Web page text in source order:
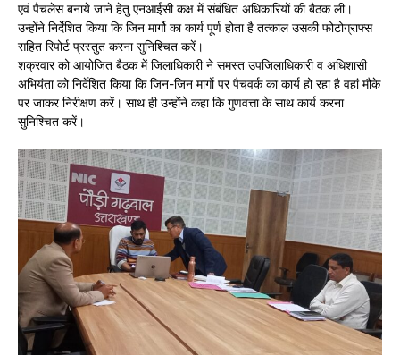
एवं पैचलेस बनाये जाने हेतु एनआईसी कक्ष में संबंधित अधिकारियों की बैठक ली।
उन्होंने निर्देशित किया कि जिन मार्गो का कार्य पूर्ण होता है तत्काल उसकी फोटोग्राफ्स
सहित रिपोर्ट प्रस्तुत करना सुनिश्चित करें।
शक्रवार को आयोजित बैठक में जिलाधिकारी ने समस्त उपजिलाधिकारी व अधिशासी
अभियंता को निर्देशित किया कि जिन-जिन मार्गो पर पैचवर्क का कार्य हो रहा है वहां मौके
पर जाकर निरीक्षण करें। साथ ही उन्होंने कहा कि गुणवत्ता के साथ कार्य करना
सुनिश्चित करें।